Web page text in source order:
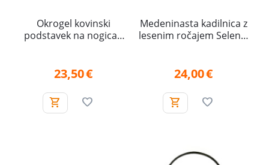
Okrogel kovinski
podstavek na nogicah
23,50€
Medeninasta kadilnica z
lesenim ročajem Selena,
24,00€